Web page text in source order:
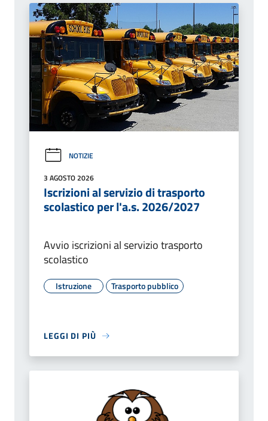
NOTIZIE
3 AGOSTO 2026
Iscrizioni al servizio di trasporto
scolastico per l'a.s. 2026/2027
Avvio iscrizioni al servizio trasporto
scolastico
Istruzione Trasporto pubblico
LEGGI DI PIÙ